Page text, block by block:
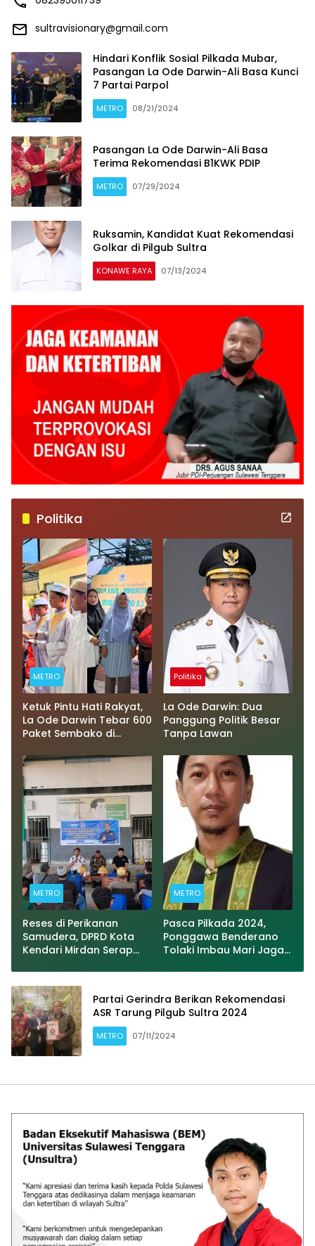
sultravisionary@gmail.com
Hindari Konflik Sosial Pilkada Mubar,
Pasangan La Ode Darwin-Ali Basa Kunci
7 Partai Parpol
METRO 08/21/2024
Pasangan La Ode Darwin-Ali Basa
Terima Rekomendasi B1KWK PDIP
METRO 07/29/2024
Ruksamin, Kandidat Kuat Rekomendasi
Golkar di Pilgub Sultra
KONAWE RAYA 07/13/2024
Politika
METRO
Ketuk Pintu Hati Rakyat,
La Ode Darwin Tebar 600
Paket Sembako di
Politika
La Ode Darwin: Dua
Panggung Politik Besar
Tanpa Lawan
METRO
Reses di Perikanan
Samudera, DPRD Kota
Kendari Mirdan Serap
METRO
Pasca Pilkada 2024,
Ponggawa Benderano
Tolaki Imbau Mari Jaga
Partai Gerindra Berikan Rekomendasi
ASR Tarung Pilgub Sultra 2024
METRO 07/11/2024